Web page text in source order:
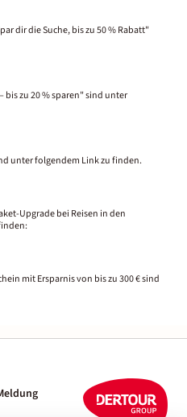
dir die Suche, bis zu 50 % Rabatt"
bis zu 20 % sparen" sind unter
unter folgendem Link zu finden.
Upgrade bei Reisen in den
mit Ersparnis von bis zu 300 € sind